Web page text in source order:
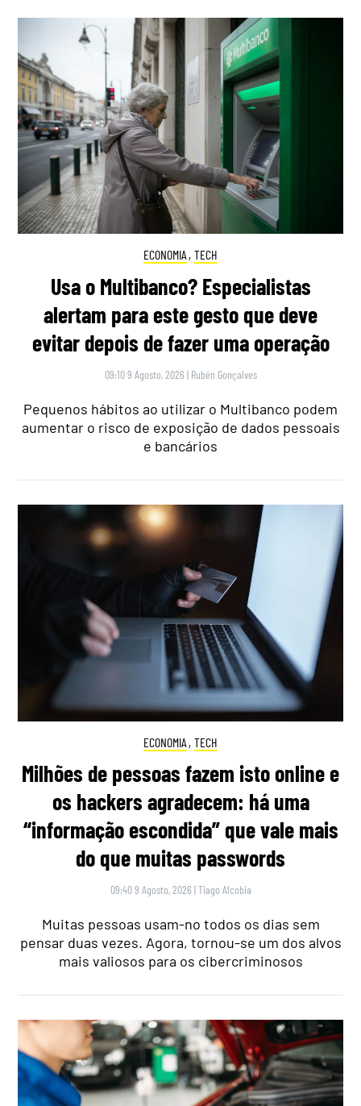
ECONOMIA , TECH
Usa o Multibanco? Especialistas
alertam para este gesto que deve
evitar depois de fazer uma operação
09:10 9 Agosto, 2026 | Rubén Gonçalves
Pequenos hábitos ao utilizar o Multibanco podem
aumentar o risco de exposição de dados pessoais
e bancários
ECONOMIA , TECH
Milhões de pessoas fazem isto online e
os hackers agradecem: há uma
“informação escondida” que vale mais
do que muitas passwords
09:40 9 Agosto, 2026 |Tiago Alcobia
Muitas pessoas usam-no todos os dias sem
pensar duas vezes. Agora, tornou-se um dos alvos
mais valiosos para os cibercriminosos